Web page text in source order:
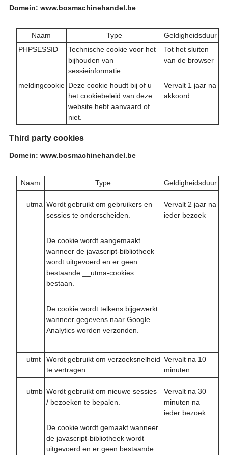
Domein: www.bosmachinehandel.be
Naam Type
Geldigheidsduur
PHPSESSID
Technische cookie voor het
bijhouden van
sessieinformatie
Tot het sluiten
van de browser
meldingcookie Deze cookie houdt bij of u
het cookiebeleid van deze
website hebt aanvaard of
niet.
Vervalt 1 jaar na
akkoord
Third party cookies
Domein: www.bosmachinehandel.be
Naam Type Geldigheidsduur
__utma Wordt gebruikt om gebruikers en
sessies te onderscheiden.
De cookie wordt aangemaakt
wanneer de javascript-bibliotheek
wordt uitgevoerd en er geen
bestaande __utma-cookies
bestaan.
De cookie wordt telkens bijgewerkt
wanneer gegevens naar Google
Analytics worden verzonden.
Vervalt 2 jaar na
ieder bezoek
__utmt
Wordt gebruikt om verzoeksnelheid
te vertragen.
Vervalt na 10
minuten
__utmb Wordt gebruikt om nieuwe sessies
/ bezoeken te bepalen.
De cookie wordt gemaakt wanneer
de javascript-bibliotheek wordt
uitgevoerd en er geen bestaande
Vervalt na 30
minuten na
ieder bezoek